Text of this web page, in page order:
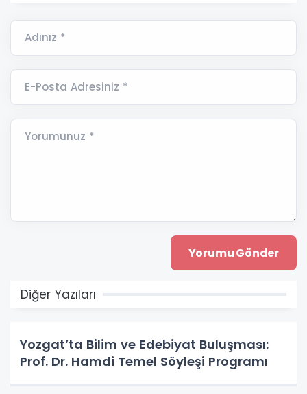
Adınız *
E-Posta Adresiniz *
Yorumunuz *
Diğer Yazıları
Yozgat’ta Bilim ve Edebiyat Buluşması:
Prof. Dr. Hamdi Temel Söyleşi Programı